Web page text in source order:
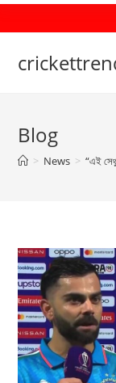
Skip
to
Blog
> News > “এই